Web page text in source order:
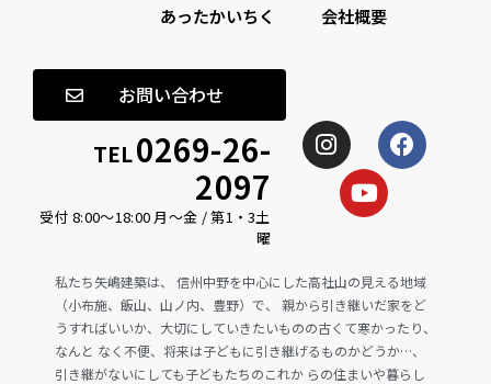
あったかいちく
会社概要
お問い合わせ
TEL0269-26-
2097
受付 8:00〜18:00 月〜金 / 第1・3土
曜
私たち矢嶋建築は、 信州中野を中心にした高社山の見える地域
（小布施、飯山、山ノ内、豊野）で、 親から引き継いだ家をど
うすればいいか、大切にしていきたいものの古くて寒かったり、
なんと なく不便、将来は子どもに引き継げるものかどうか…、
引き継がないにしても子どもたちのこれか らの住まいや暮らし